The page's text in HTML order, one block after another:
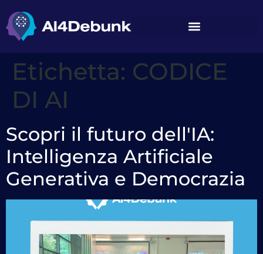
Etichetta: CODICE
DI AI
Scopri il futuro dell'IA:
Intelligenza Artificiale
Generativa e Democrazia